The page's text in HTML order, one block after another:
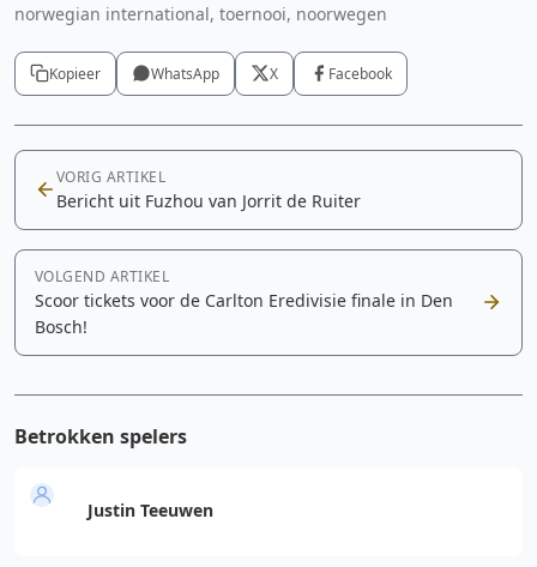
norwegian international, toernooi, noorwegen
Kopieer WhatsApp X Facebook
VORIG ARTIKEL
Bericht uit Fuzhou van Jorrit de Ruiter
VOLGEND ARTIKEL
Scoor tickets voor de Carlton Eredivisie finale in Den
Bosch!
Betrokken spelers
Justin Teeuwen